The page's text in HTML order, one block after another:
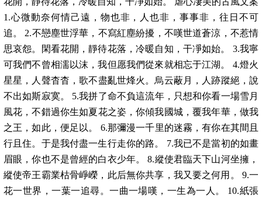
1.心微動奈何情己遠，物也非，人也非，事事非，往日不可
追。 2.不戀塵世浮華，不寫紅塵紛擾，不嘆世道蒼涼，不惹情
思哀怨。閑看花開，靜待花落，冷暖自知，干凈如始。 3.我寧
可我們不曾相濡以沫，我但愿我們從來就相忘于江湖。 4.燈火
星星，人聲杳杳，歌不盡亂世烽火。烏云蔽月，人跡蹤絕，說
不出如斯寂寞。 5.我拼了命不負這流年，只想和你看一場雪月
風花，不錯過你生如夏花之姿，你傾我國城，覆我年華，做我
之王，如此，便足以。 6.那彌漫一千里的迷霧，有你在其間且
行且住。于是我付盡一生行走你的路。 7.我已不是當初的如畫
眉眼，你也不是曾經的白衣少年。 8.縱使君臨天下山河坐擁，
縱使帝王霸業枯骨崢嶸，此后無你共享，我又要之何用。 9.一
花一世界，一葉一追尋。一曲一場嘆，一生為一人。 10.紙張